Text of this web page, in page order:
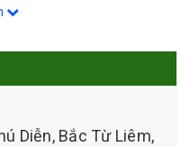
tin tưởng nhất
Diễn, Bắc Từ Liêm,